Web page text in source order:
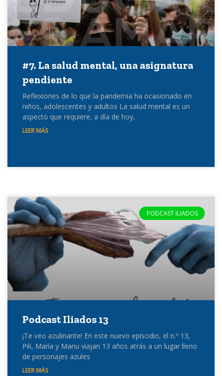
#7. La salud mental, una asignatura
pendiente
Reflexiones de lo que la pandemia ha ocasionado en
niños, adolescentes y adultos La salud mental es un
aspecto que requiere, a día de hoy,
LEER MÁS
PODCAST ILIADOS
Podcast Iliados 13
¡Te veo azulinante! En este nuevo episodio, el n.º 13,
Pili, María y Manu viajan 13 años atrás a un lugar lleno
de personajes azules
LEER MÁS